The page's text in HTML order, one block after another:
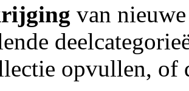
van
opvullen, of